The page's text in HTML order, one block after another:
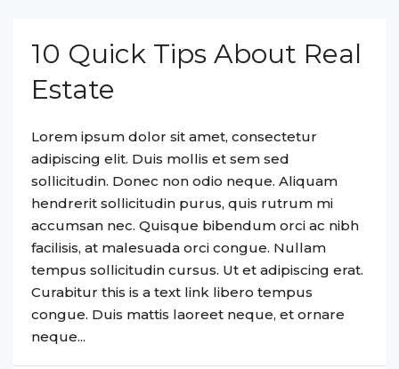
10 Quick Tips About Real
Estate
Lorem ipsum dolor sit amet, consectetur
adipiscing elit. Duis mollis et sem sed
sollicitudin. Donec non odio neque. Aliquam
hendrerit sollicitudin purus, quis rutrum mi
accumsan nec. Quisque bibendum orci ac nibh
facilisis, at malesuada orci congue. Nullam
tempus sollicitudin cursus. Ut et adipiscing erat.
Curabitur this is a text link libero tempus
congue. Duis mattis laoreet neque, et ornare
neque...